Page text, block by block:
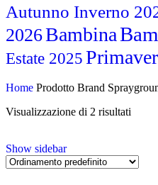
Autunno Inverno
2026Bambina
Estate 2025
Home Prodotto Brand
Visualizzazione di 2 risultati
Show sidebar